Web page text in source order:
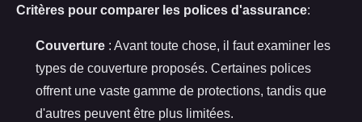
Critères pour comparer les polices d'assurance:
Couverture : Avant toute chose, il faut examiner les
types de couverture proposés. Certaines polices
offrent une vaste gamme de protections, tandis que
d'autres peuvent être plus limitées.